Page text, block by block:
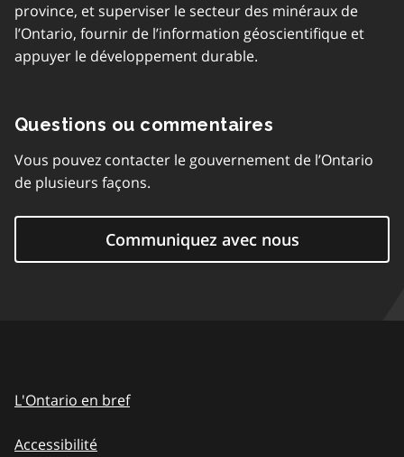
province, et superviser le secteur des minéraux de
l’Ontario, fournir de l’information géoscientifique et
appuyer le développement durable.
Questions ou commentaires
Vous pouvez contacter le gouvernement de l’Ontario
de plusieurs façons.
Communiquez avec nous
L'Ontario en bref
Accessibilité